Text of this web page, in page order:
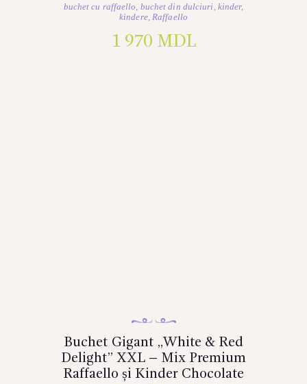
buchet cu raffaello buchet din dulciuri kinder,
kindere, Raffaello
1 970 MDL
Buchet Gigant „White & Red
Delight” XXL – Mix Premium
Raffaello și Kinder Chocolate